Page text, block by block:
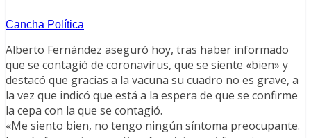
Cancha Política
Alberto Fernández aseguró hoy, tras haber informado
que se contagió de coronavirus, que se siente «bien» y
destacó que gracias a la vacuna su cuadro no es grave, a
la vez que indicó que está a la espera de que se confirme
la cepa con la que se contagió.
«Me siento bien, no tengo ningún síntoma preocupante.